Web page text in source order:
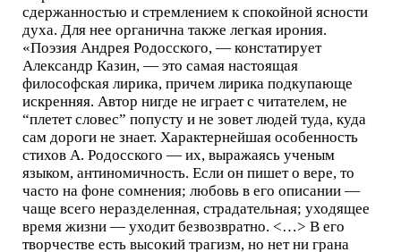
сдержанностью и стремлением к спокойной ясности
духа. Для нее органична также легкая ирония.
«Поэзия Андрея Родосского, — констатирует
Александр Казин, — это самая настоящая
философская лирика, причем лирика подкупающе
искренняя. Автор нигде не играет с читателем, не
“плетет словес” попусту и не зовет людей туда, куда
сам дороги не знает. Характернейшая особенность
стихов А. Родосского — их, выражаясь ученым
языком, антиномичность. Если он пишет о вере, то
часто на фоне сомнения; любовь в его описании —
чаще всего неразделенная, страдательная; уходящее
время жизни — уходит безвозвратно. <…> В его
творчестве есть высокий трагизм, но нет ни грана